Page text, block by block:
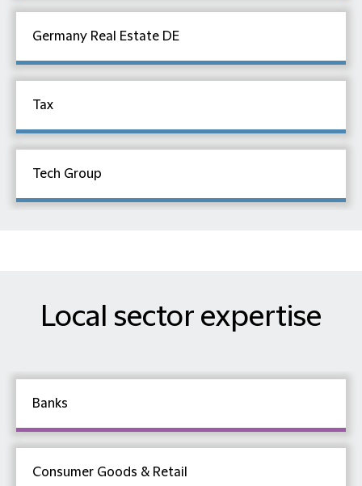
Germany Real Estate DE
Tax
Tech Group
Local sector expertise
Banks
Consumer Goods & Retail